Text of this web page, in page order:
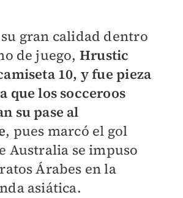
gran calidad dentro
de juego, Hrustic
10, y fue pieza
que los socceroos
su pase al
, pues marcó el gol
Australia se impuso
Árabes en la
asiática.